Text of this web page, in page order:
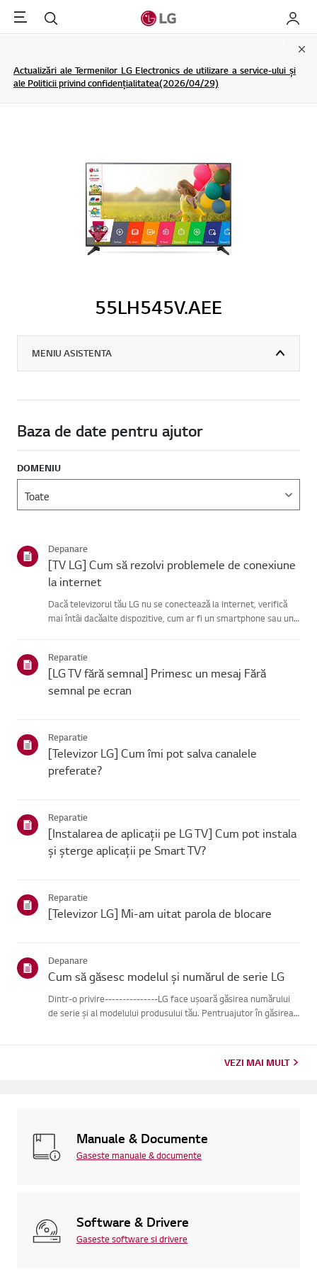
Menu Cautare My LG
Actualizări ale Termenilor LG Electronics de utilizare a service-ului și
ale Politicii privind confidențialitatea(2026/04/29)
55LH545V.AEE
MENIU ASISTENTA
Baza de date pentru ajutor
DOMENIU
Depanare
[TV LG] Cum să rezolvi problemele de conexiune
la internet
Dacă televizorul tău LG nu se conectează la internet, verifică
mai întâi dacăalte dispozitive, cum ar fi un smartphone sau un
Reparatie
[LG TV fără semnal] Primesc un mesaj Fără
semnal pe ecran
Reparatie
[Televizor LG] Cum îmi pot salva canalele
preferate?
Reparatie
[Instalarea de aplicații pe LG TV] Cum pot instala
și șterge aplicații pe Smart TV?
Reparatie
[Televizor LG] Mi-am uitat parola de blocare
Depanare
Cum să găsesc modelul și numărul de serie LG
Dintr-o privire---------------LG face ușoară găsirea numărului
de serie și al modelului produsului tău. Pentruajutor în găsirea
VEZI MAI MULT
Manuale & Documente
Gaseste manuale & documente
Software & Drivere
Gaseste software si drivere